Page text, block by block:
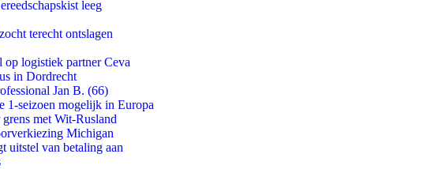
leeg
terecht ontslagen
logistiek partner Ceva
in Dordrecht
Jan B. (66)
1-seizoen mogelijk in Europa
met Wit-Rusland
Michigan
uitstel van betaling aan